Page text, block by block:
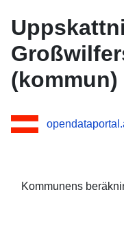
(kommun)
Kommunens